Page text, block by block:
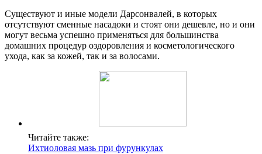
Существуют и иные модели Дарсонвалей, в которых
отсутствуют сменные насадоки и стоят они дешевле, но и они
могут весьма успешно применяться для большинства
домашних процедур оздоровления и косметологического
ухода, как за кожей, так и за волосами.
Читайте также:
Ихтиоловая мазь при фурункулах